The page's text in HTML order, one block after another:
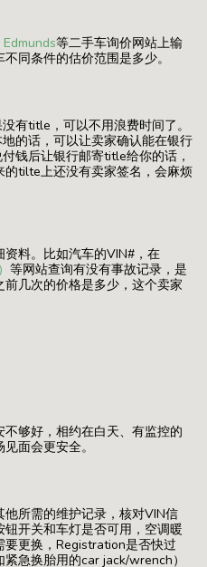
Edmunds等二手车询价网站上输
同条件的估价范围是多少。
有title，可以不用浪费时间了。
的话，可以让卖家确认能在银行
钱后让银行邮寄title给你的话，
tilte上还没有卖家签名，会麻烦
料。比如汽车的VIN#，在
等网站查询有没有事故记录，是
几次的价格是多少，这个卖家
够好，相约在白天、有监控的
面会更安全。
所需的维护记录，核对VIN信
开关和车灯是否可用，空调暖
更换，Registration是否快过
急换胎用的car jack/wrench）